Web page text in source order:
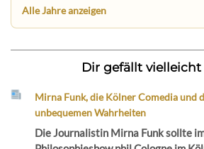
Alle Jahre anzeigen
Dir gefällt vielleicht
Mirna Funk, die Kölner Comedia und
unbequemen Wahrheiten
Die Journalistin Mirna Funk sollte